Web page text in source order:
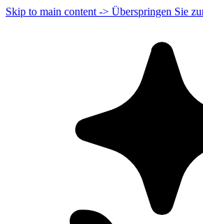
Skip to main content -> Überspringen Sie